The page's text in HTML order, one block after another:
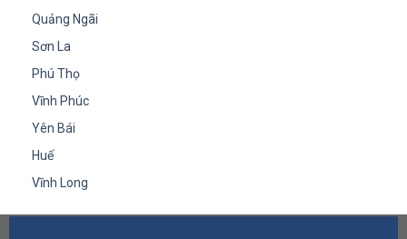
Quảng Ngãi
Sơn La
Phú Thọ
Vĩnh Phúc
Yên Bái
Huế
Vĩnh Long